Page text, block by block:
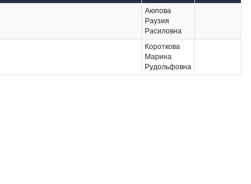
Аюпова
Раузия
Расиловна
Короткова
Марина
Рудольфовна